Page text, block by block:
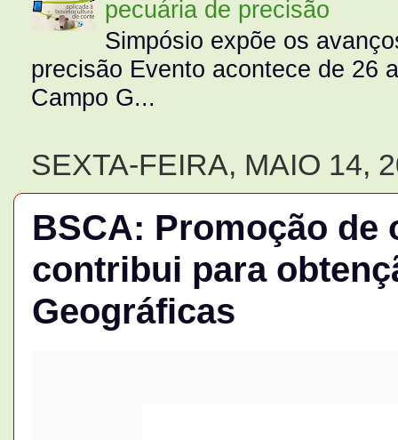
pecuária de precisão
Simpósio expõe os
precisão Evento acontece de 26
Campo G...
SEXTA-FEIRA, MAIO 14,
BSCA: Promoção
contribui para
Geográficas